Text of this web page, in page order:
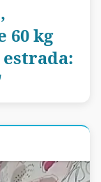
60 kg